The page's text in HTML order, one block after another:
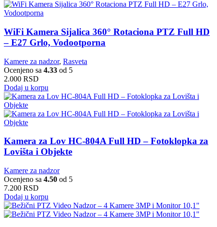
WiFi Kamera Sijalica 360° Rotaciona PTZ Full HD
– E27 Grlo, Vodootporna
Kamere za nadzor, Rasveta
Ocenjeno sa 4.33 od 5
2.000 RSD
Dodaj u korpu
Kamera za Lov HC-804A Full HD – Fotoklopka za
Lovišta i Objekte
Kamere za nadzor
Ocenjeno sa 4.50 od 5
7.200 RSD
Dodaj u korpu